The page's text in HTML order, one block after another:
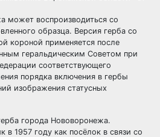
может воспроизводиться со
образца. Версия герба со
короной применяется после
геральдическим Советом при
соответствующего
порядка включения в гербы
изображения статусных
города Нововоронежа.
в 1957 году как посёлок в связи со